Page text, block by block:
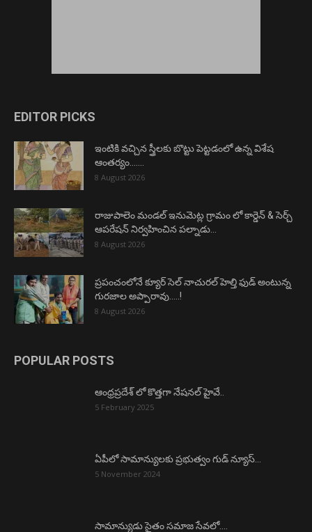
EDITOR PICKS
ఇంటికి వచ్చిన స్త్రీలకు బొట్టు పెట్టడంలో ఉన్న విశేష
ఆంతర్యం…….
8 August 2026
రాజుపాలెం మండల్ ఇనుమెట్ల గ్రామం లో కార్డెన్ & సెర్చ్
ఆపరేషన్ నిర్వహించిన పల్నాడు...
8 August 2026
ప్రపంచంలోనే క్యూర్ సెల్ నాచురల్ హెల్తి ఫుడ్ అంటున్న
గురజాల అప్పారావు…..!
8 August 2026
POPULAR POSTS
ఆంధ్రప్రదేశ్ లో కొత్తగా నేషనల్ హైవే..
5 February 2025
ఏపీలో సామాన్యులకు ప్రభుత్వం గుడ్ న్యూస్…
5 November 2024
సామాన్యుడు సైతం సమాజ సేవలో….